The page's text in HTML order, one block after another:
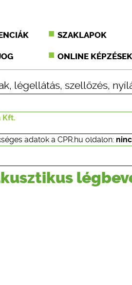
SZAKLAPOK
ONLINE KÉPZÉSEK
, légellátás, szellőzés,
Kft.
adatok a CPR.hu oldalon: